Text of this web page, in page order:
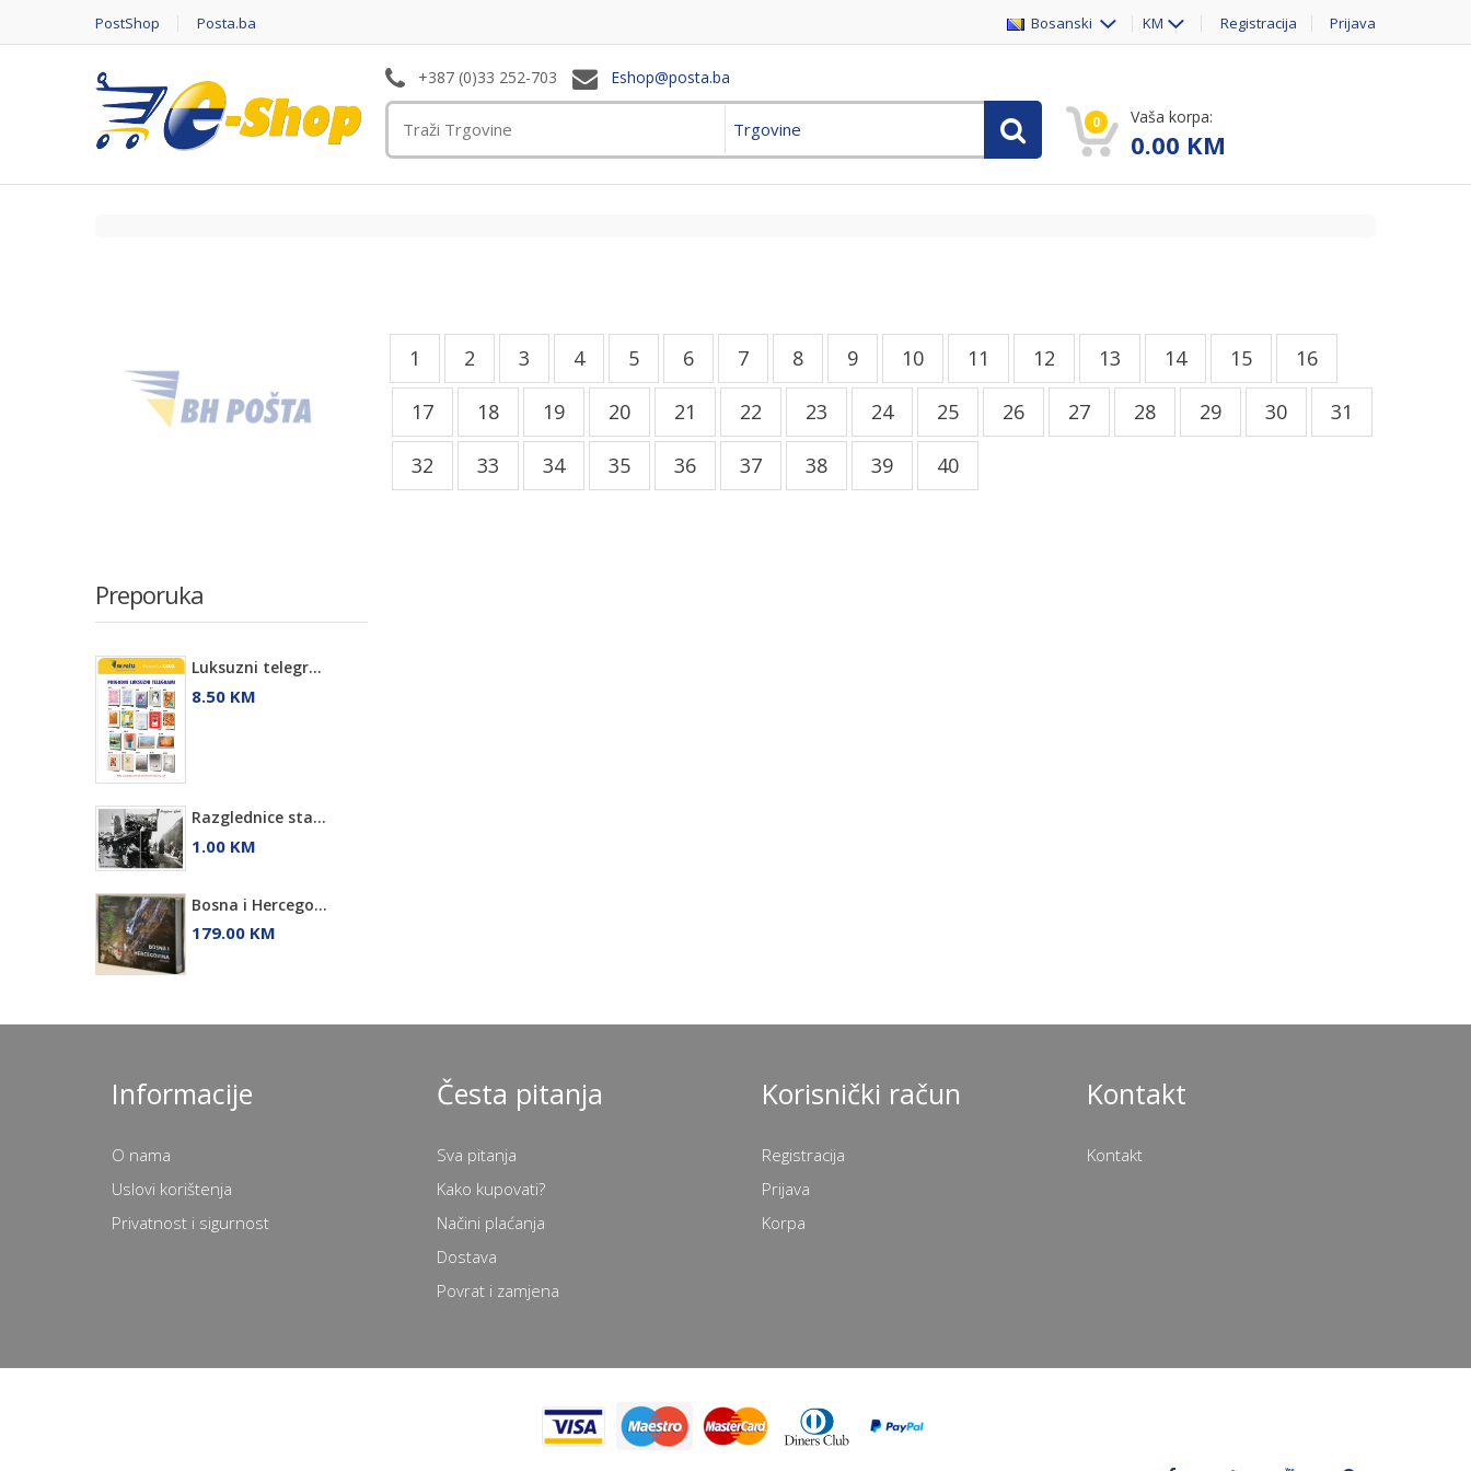
PostShop Posta.ba Bosanski KM Registracija Prijava
+387 (0)33 252-703 Eshop@posta.ba
Trgovine 0 Vaša korpa:
0.00 KM
Preporuka
Luksuzni telegr...
8.50 KM
Razglednice sta...
1.00 KM
Bosna i Hercego...
179.00 KM
1 2 3 4 5 6 7 8 9 10 11 12 13 14 15 16
17 18 19 20 21 22 23 24 25 26 27 28 29 30 31
32 33 34 35 36 37 38 39 40
Informacije
O nama
Uslovi korištenja
Privatnost i sigurnost
Česta pitanja
Sva pitanja
Kako kupovati?
Načini plaćanja
Dostava
Povrat i zamjena
Korisnički račun
Registracija
Prijava
Korpa
Kontakt
Kontakt